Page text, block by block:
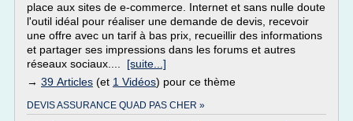
place aux sites de e-commerce. Internet et sans nulle doute
l'outil idéal pour réaliser une demande de devis, recevoir
une offre avec un tarif à bas prix, recueillir des informations
et partager ses impressions dans les forums et autres
réseaux sociaux.... [suite...]
→ 39 Articles (et 1 Vidéos) pour ce thème
DEVIS ASSURANCE QUAD PAS CHER »